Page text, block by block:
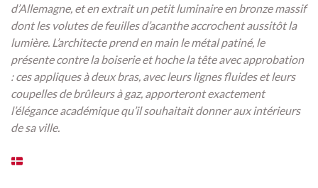
d’Allemagne, et en extrait un petit luminaire en bronze massif
dont les volutes de feuilles d’acanthe accrochent aussitôt la
lumière. L’architecte prend en main le métal patiné, le
présente contre la boiserie et hoche la tête avec approbation
: ces appliques à deux bras, avec leurs lignes fluides et leurs
coupelles de brûleurs à gaz, apporteront exactement
l’élégance académique qu’il souhaitait donner aux intérieurs
de sa ville.